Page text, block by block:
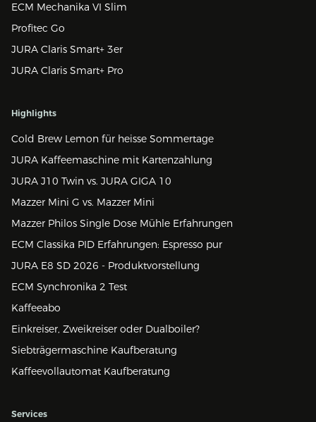
ECM Mechanika VI Slim
Profitec Go
JURA Claris Smart+ 3er
JURA Claris Smart+ Pro
Highlights
Cold Brew Lemon für heisse Sommertage
JURA Kaffeemaschine mit Kartenzahlung
JURA J10 Twin vs. JURA GIGA 10
Mazzer Mini G vs. Mazzer Mini
Mazzer Philos Single Dose Mühle Erfahrungen
ECM Classika PID Erfahrungen: Espresso pur
JURA E8 SD 2026 - Produktvorstellung
ECM Synchronika 2 Test
Kaffeeabo
Einkreiser, Zweikreiser oder Dualboiler?
Siebträgermaschine Kaufberatung
Kaffeevollautomat Kaufberatung
Services